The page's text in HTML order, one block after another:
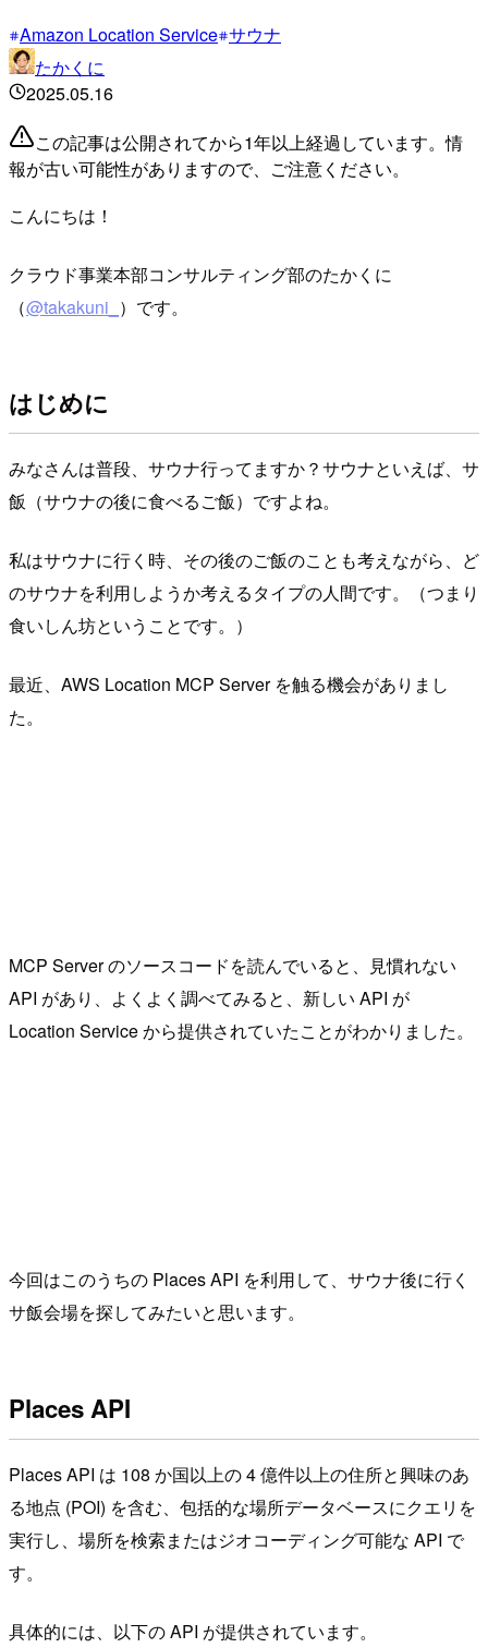
Amazon Location Service サウナ
たかくに
2025.05.16
この記事は公開されてから1年以上経過しています。情
報が古い可能性がありますので、ご注意ください。
こんにちは！
クラウド事業本部コンサルティング部のたかくに
（@takakuni_ ）です。
はじめに
みなさんは普段、サウナ行ってますか？サウナといえば、サ
飯（サウナの後に食べるご飯）ですよね。
私はサウナに行く時、その後のご飯のことも考えながら、ど
のサウナを利用しようか考えるタイプの人間です。（つまり
食いしん坊ということです。）
最近、AWS Location MCP Server を触る機会がありまし
た。
MCP Server のソースコードを読んでいると、見慣れない
API があり、よくよく調べてみると、新しい API が
Location Service から提供されていたことがわかりました。
今回はこのうちの Places API を利用して、サウナ後に行く
サ飯会場を探してみたいと思います。
Places API
Places API は 108 か国以上の 4 億件以上の住所と興味のあ
る地点 (POI) を含む、包括的な場所データベースにクエリを
実行し、場所を検索またはジオコーディング可能な API で
す。
具体的には、以下の API が提供されています。